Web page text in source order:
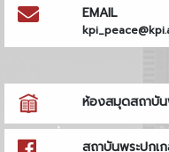
EMAIL
ห้องสมุดสถาบัน
สถาบันพระปกเ